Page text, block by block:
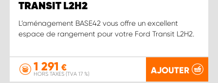
TRANSIT L2H2
L’aménagement BASE42 vous offre un excellent
espace de rangement pour votre Ford Transit L2H2.
1 291 €
HORS TAXES (TVA 17 %) AJOUTER